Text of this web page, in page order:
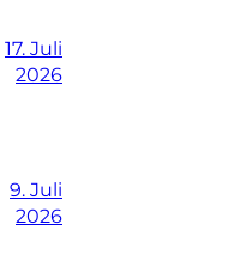
17. Juli
2026
9. Juli
2026